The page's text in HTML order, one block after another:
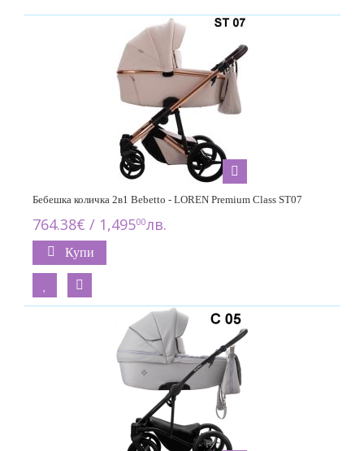
Бебешка количка 2в1 Bebetto - LOREN Premium Class ST07
764.38€ / 1,49500лв.
Купи